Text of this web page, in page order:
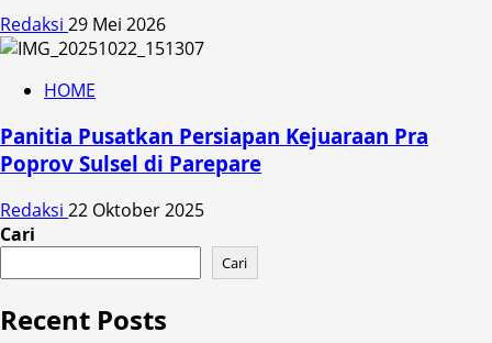
Redaksi 29 Mei 2026
HOME
Panitia Pusatkan Persiapan Kejuaraan Pra
Poprov Sulsel di Parepare
Redaksi 22 Oktober 2025
Cari
Cari
Recent Posts